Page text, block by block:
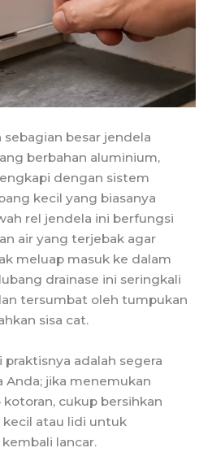
besar jendela
berbahan aluminium,
dengan sistem
kecil yang biasanya
rel jendela ini berfungsi
air yang terjebak agar
meluap masuk ke dalam
drainase ini seringkali
tersumbat oleh tumpukan
sisa cat.
praktisnya adalah segera
jika menemukan
cukup bersihkan
atau lidi untuk
lancar.